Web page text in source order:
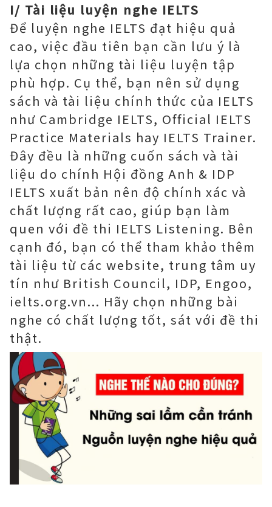
I/ Tài liệu luyện nghe IELTS
Để luyện nghe IELTS đạt hiệu quả
cao, việc đầu tiên bạn cần lưu ý là
lựa chọn những tài liệu luyện tập
phù hợp. Cụ thể, bạn nên sử dụng
sách và tài liệu chính thức của IELTS
như Cambridge IELTS, Official IELTS
Practice Materials hay IELTS Trainer.
Đây đều là những cuốn sách và tài
liệu do chính Hội đồng Anh & IDP
IELTS xuất bản nên độ chính xác và
chất lượng rất cao, giúp bạn làm
quen với đề thi IELTS Listening. Bên
cạnh đó, bạn có thể tham khảo thêm
tài liệu từ các website, trung tâm uy
tín như British Council, IDP, Engoo,
ielts.org.vn... Hãy chọn những bài
nghe có chất lượng tốt, sát với đề thi
thật.